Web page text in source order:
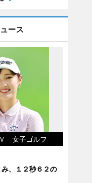
ース
女子ゴルフ
、１２秒６２の